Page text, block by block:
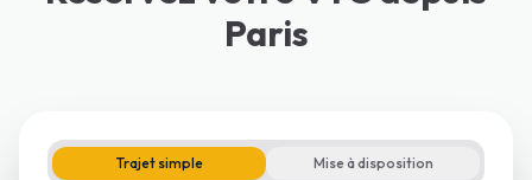
Paris
Trajet simple Mise à disposition